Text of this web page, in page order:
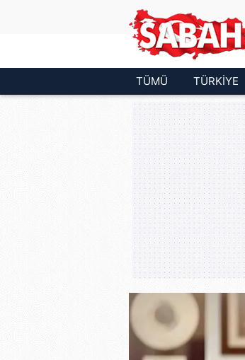
Türkiye'nin en iyi haber
TÜMÜ TÜRKİYE